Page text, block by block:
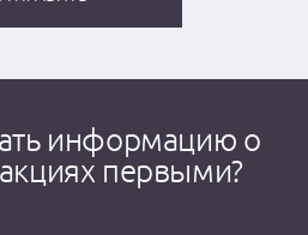
информацию о
первыми?